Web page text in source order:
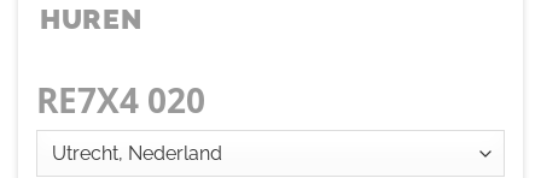
HUREN
RE7X4 020